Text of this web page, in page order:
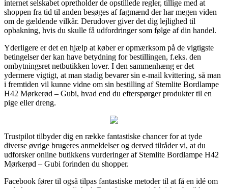
internet selskabet opretholder de opstillede regler, tillige med at
shoppen fra tid til anden besøges af fagmænd der har megen viden
om de gældende vilkår. Derudover giver det dig lejlighed til
opbakning, hvis du skulle få udfordringer som følge af din handel.
Yderligere er det en hjælp at køber er opmærksom på de vigtigste
betingelser der kan have betydning for bestillingen, f.eks. den
ombytningsret netbutikken lover. I den sammenhæng er det
ydermere vigtigt, at man stadig bevarer sin e-mail kvittering, så man
i fremtiden vil kunne vidne om sin bestilling af Stemlite Bordlampe
H42 Mørkerød – Gubi, hvad end du efterspørger produkter til en
pige eller dreng.
Trustpilot tilbyder dig en række fantastiske chancer for at tyde
diverse øvrige brugeres anmeldelser og derved tilråder vi, at du
udforsker online butikkens vurderinger af Stemlite Bordlampe H42
Mørkerød – Gubi forinden du shopper.
Facebook fører til også tilpas fantastiske metoder til at få en idé om